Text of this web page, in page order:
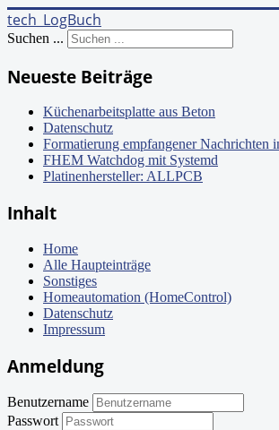
tech_LogBuch
Suchen ...
Neueste Beiträge
Küchenarbeitsplatte aus Beton
Datenschutz
Formatierung empfangener Nachrichten
FHEM Watchdog mit Systemd
Platinenhersteller: ALLPCB
Inhalt
Home
Alle Haupteinträge
Sonstiges
Homeautomation (HomeControl)
Datenschutz
Impressum
Anmeldung
Benutzername
Passwort